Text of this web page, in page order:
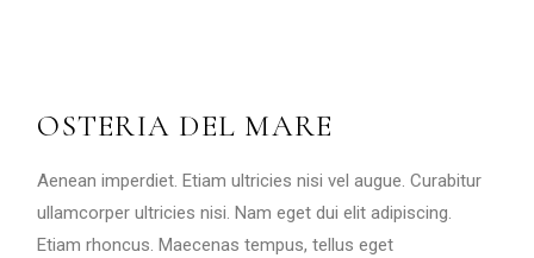
OSTERIA DEL MARE
Aenean imperdiet. Etiam ultricies nisi vel augue. Curabitur
ullamcorper ultricies nisi. Nam eget dui elit adipiscing.
Etiam rhoncus. Maecenas tempus, tellus eget